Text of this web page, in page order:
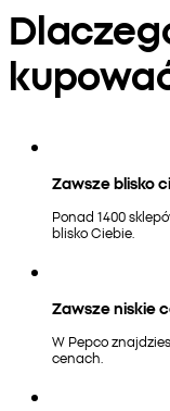
Zawsze blisko
Ponad 1400
blisko Ciebie.
Zawsze niskie
W Pepco
cenach.